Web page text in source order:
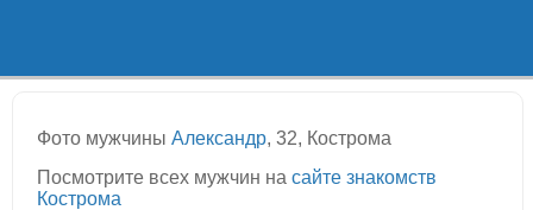
Фото мужчины Александр, 32, Кострома
Посмотрите всех мужчин на сайте знакомств
Кострома